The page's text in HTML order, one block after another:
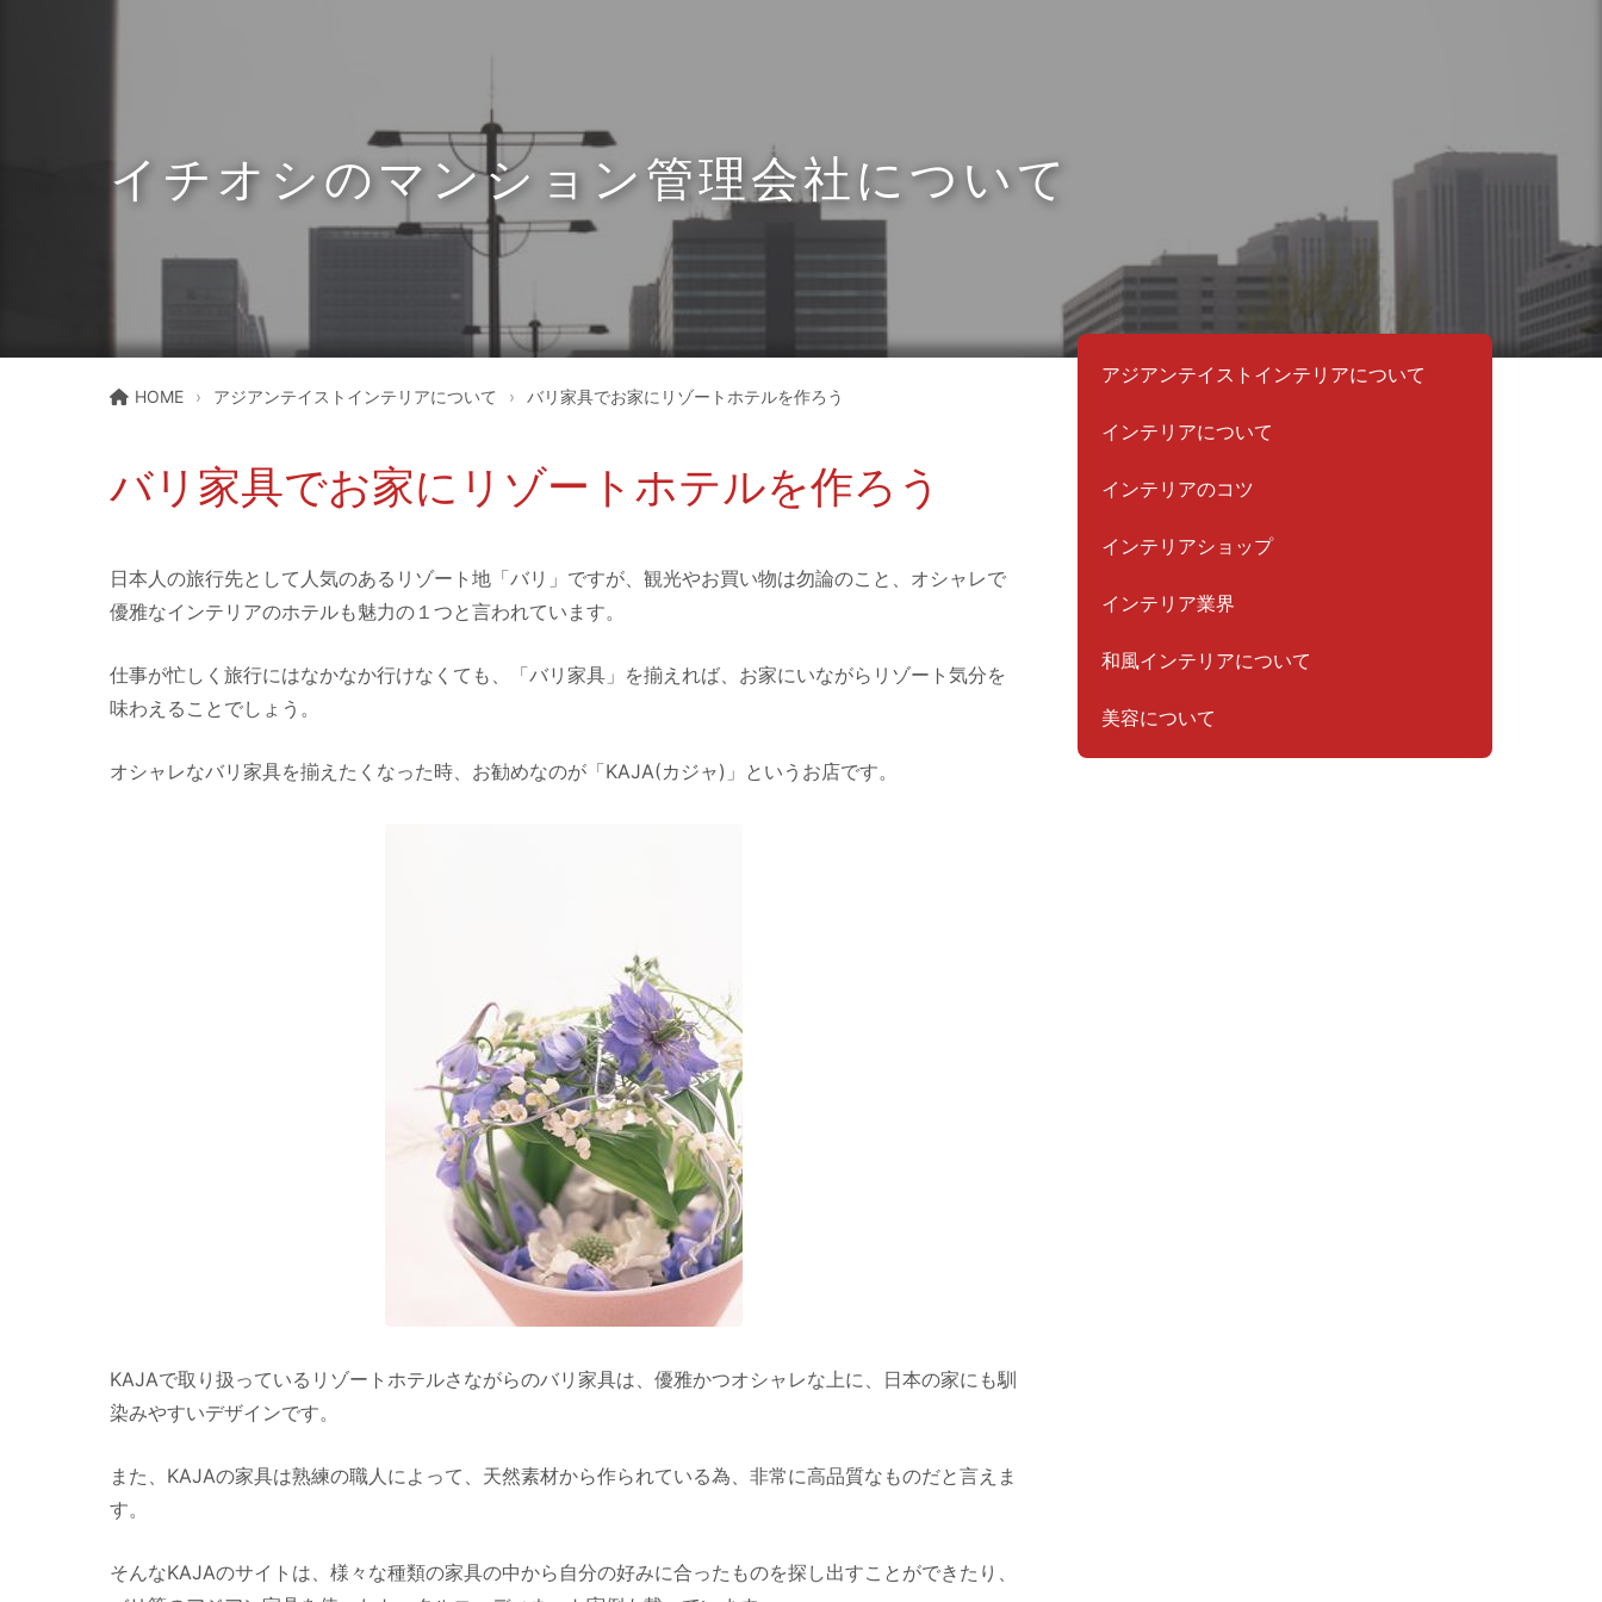
イチオシのマンション管理会社について
HOME アジアンテイストインテリアについて バリ家具でお家にリゾートホテルを作ろう
バリ家具でお家にリゾートホテルを作ろう
日本人の旅行先として人気のあるリゾート地「バリ」ですが、観光やお買い物は勿論のこと、オシャレで
優雅なインテリアのホテルも魅力の１つと言われています。
仕事が忙しく旅行にはなかなか行けなくても、「バリ家具」を揃えれば、お家にいながらリゾート気分を
味わえることでしょう。
オシャレなバリ家具を揃えたくなった時、お勧めなのが「KAJA(カジャ)」というお店です。
KAJAで取り扱っているリゾートホテルさながらのバリ家具は、優雅かつオシャレな上に、日本の家にも馴
染みやすいデザインです。
また、KAJAの家具は熟練の職人によって、天然素材から作られている為、非常に高品質なものだと言えま
す。
そんなKAJAのサイトは、様々な種類の家具の中から自分の好みに合ったものを探し出すことができたり、
アジアンテイストインテリアについて
インテリアについて
インテリアのコツ
インテリアショップ
インテリア業界
和風インテリアについて
美容について